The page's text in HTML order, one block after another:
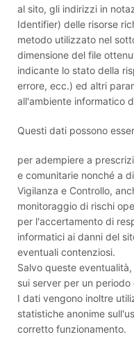
al sito, gli indirizzi in
Identifier) delle risorse
metodo utilizzato nel
dimensione del file
indicante lo stato della
errore, ecc.) ed altri
all'ambiente informatico
Questi dati possono
per adempiere a
e comunitarie nonché a
Vigilanza e Controllo,
monitoraggio di rischi
per l'accertamento di
informatici ai danni del
eventuali contenziosi.
Salvo queste
sui server per un periodo
I dati vengono inoltre
statistiche anonime
corretto funzionamento.